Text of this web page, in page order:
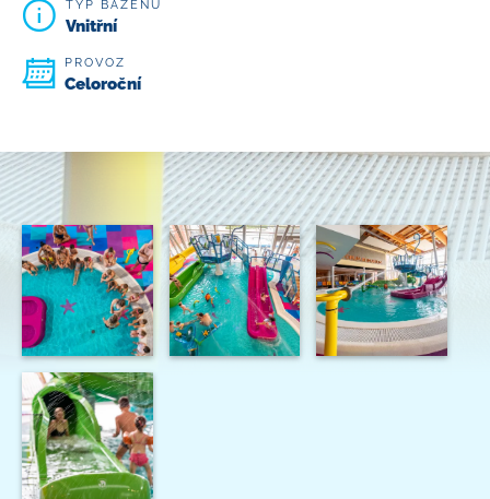
TYP BAZÉNU
Vnitřní
PROVOZ
Celoroční